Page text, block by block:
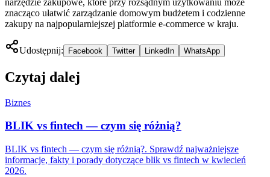
znacząco ułatwić zarządzanie domowym budżetem i codzienne
zakupy na najpopularniejszej platformie e-commerce w kraju.
Udostępnij: Facebook Twitter LinkedIn WhatsApp
Czytaj dalej
Biznes
BLIK vs fintech — czym się różnią?
BLIK vs fintech — czym się różnią?. Sprawdź najważniejsze
informacje, fakty i porady dotyczące blik vs fintech w kwiecień
2026.